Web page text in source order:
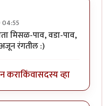
04:55
मिसळ-पाव, वडा-पाव,
रंगतील :)
कराकिंवासदस्य व्हा